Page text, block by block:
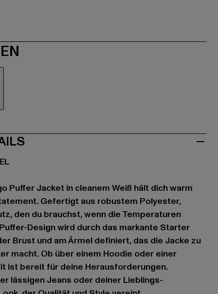
Puffer Jacket in cleanem Weiß hält dich warm
Gefertigt aus robustem Polyester,
den du brauchst, wenn die Temperaturen
Design wird durch das markante Starter
Brust und am Ärmel definiert, das die Jacke zu
macht. Ob über einem Hoodie oder einer
ist bereit für deine Herausforderungen.
lässigen Jeans oder deiner Lieblings-